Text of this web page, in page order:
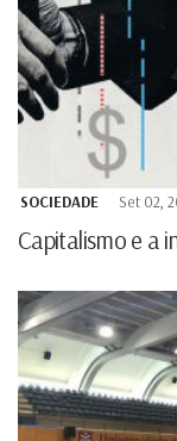
SOCIEDADE Set 02,
Capitalismo e a